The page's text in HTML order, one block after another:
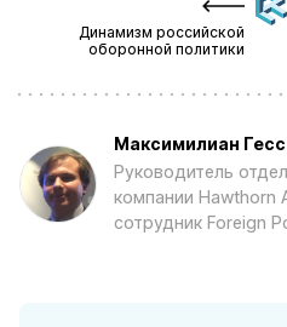
Динамизм российской
оборонной политики
Максимилиан Гесс
Руководитель
компании Hawthorn
сотрудник Foreign